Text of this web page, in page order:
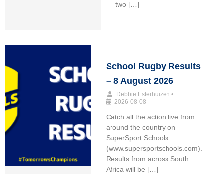
two […]
School Rugby Results
– 8 August 2026
Debbie Esterhuizen •
2026-08-08
Catch all the action live from
around the country on
SuperSport Schools
(www.supersportschools.com).
Results from across South
Africa will be […]